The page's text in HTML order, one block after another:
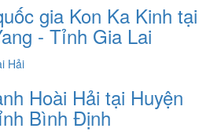
gia Kon Ka Kinh tại
- Tỉnh Gia Lai
Hoài Hải tại Huyện
Bình Định